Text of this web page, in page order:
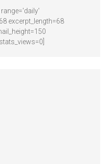
excerpt_length=68